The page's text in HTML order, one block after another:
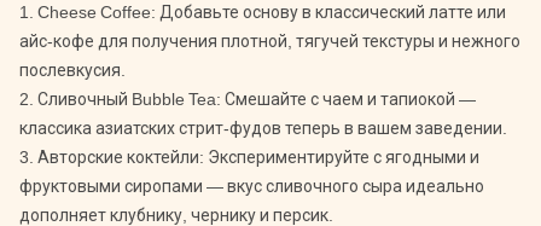
1. Cheese Coffee: Добавьте основу в классический латте или
айс-кофе для получения плотной, тягучей текстуры и нежного
послевкусия.
2. Сливочный Bubble Tea: Смешайте с чаем и тапиокой —
классика азиатских стрит-фудов теперь в вашем заведении.
3. Авторские коктейли: Экспериментируйте с ягодными и
фруктовыми сиропами — вкус сливочного сыра идеально
дополняет клубнику, чернику и персик.